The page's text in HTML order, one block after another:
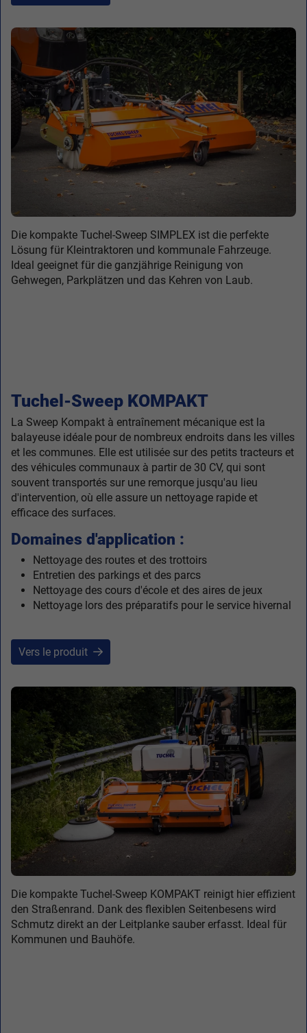
Die kompakte Tuchel-Sweep SIMPLEX ist die perfekte
Lösung für Kleintraktoren und kommunale Fahrzeuge.
Ideal geeignet für die ganzjährige Reinigung von
Gehwegen, Parkplätzen und das Kehren von Laub.
Tuchel-Sweep KOMPAKT
La Sweep Kompakt à entraînement mécanique est la
balayeuse idéale pour de nombreux endroits dans les villes
et les communes. Elle est utilisée sur des petits tracteurs et
des véhicules communaux à partir de 30 CV, qui sont
souvent transportés sur une remorque jusqu'au lieu
d'intervention, où elle assure un nettoyage rapide et
efficace des surfaces.
Domaines d'application :
Nettoyage des routes et des trottoirs
Entretien des parkings et des parcs
Nettoyage des cours d'école et des aires de jeux
Nettoyage lors des préparatifs pour le service hivernal
Vers le produit
Die kompakte Tuchel-Sweep KOMPAKT reinigt hier effizient
den Straßenrand. Dank des flexiblen Seitenbesens wird
Schmutz direkt an der Leitplanke sauber erfasst. Ideal für
Kommunen und Bauhöfe.